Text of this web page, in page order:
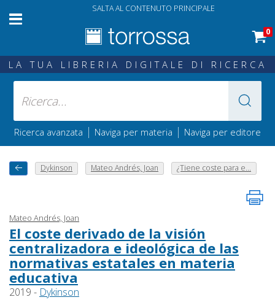
SALTA AL CONTENUTO PRINCIPALE
0
LA TUA LIBRERIA DIGITALE DI RICERCA
Ricerca avanzata | Naviga per materia | Naviga per editore
Dykinson Mateo Andrés, Joan ¿Tiene coste para e...
Mateo Andrés, Joan
El coste derivado de la visión
centralizadora e ideológica de las
normativas estatales en materia
educativa
2019 - Dykinson